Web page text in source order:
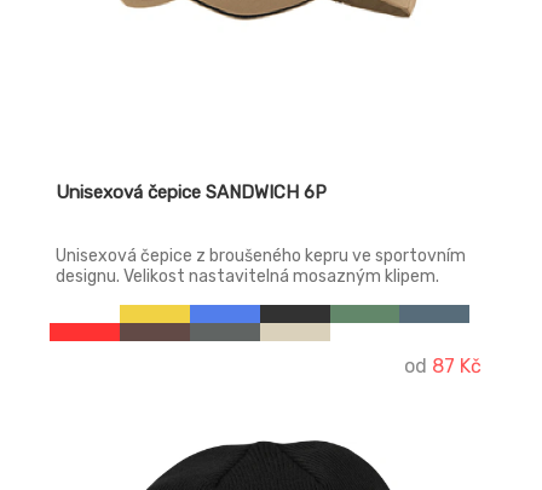
Unisexová čepice SANDWICH 6P
Unisexová čepice z broušeného kepru ve sportovním
designu. Velikost nastavitelná mosazným klipem.
od 87 Kč